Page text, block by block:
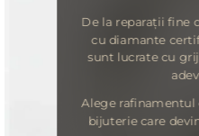
De la reparații fine
cu diamante
sunt lucrate cu
Alege rafinamentul
bijuterie care